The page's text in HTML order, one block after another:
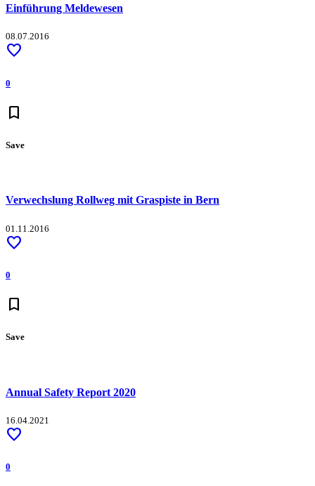
Einführung Meldewesen
08.07.2016
favorite
0
bookmark
Save
Verwechslung Rollweg mit Graspiste in Bern
01.11.2016
favorite
0
bookmark
Save
Annual Safety Report 2020
16.04.2021
favorite
0